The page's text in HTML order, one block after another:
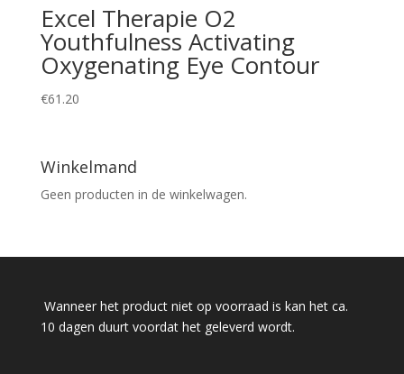
Excel Therapie O2
Youthfulness Activating
Oxygenating Eye Contour
€61.20
Winkelmand
Geen producten in de winkelwagen.
Wanneer het product niet op voorraad is kan het ca.
10 dagen duurt voordat het geleverd wordt.